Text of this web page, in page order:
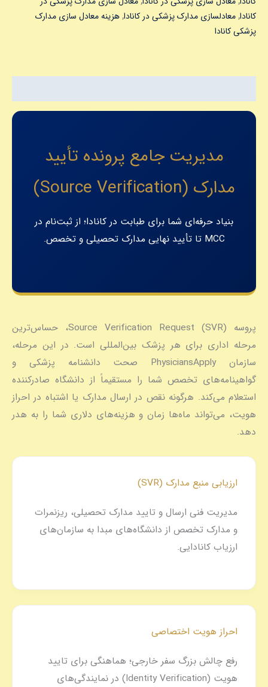
کانادا,معادلسازی مدارک پزشکی در کانادا,هزینه معادل سازی مدارک
پزشکی کانادا
مدیریت جامع پرونده تأیید
مدارک (Source Verification)
بنیاد حرفه‌ای شما برای طبابت در کانادا؛ از ثبت‌نام در
MCC تا تأیید نهایی مدارک تحصیلی و تخصص.
پروسه Source Verification Request (SVR)، حساس‌ترین
مرحله اداری برای هر پزشک بین‌المللی است. در این مرحله،
سازمان PhysiciansApply صحت دانشنامه پزشکی و
گواهینامه‌های تخصص شما را مستقیماً از دانشگاه صادرکننده
استعلام می‌کند. هرگونه نقص در ارسال مدارک یا اشتباه در احراز
هویت، می‌تواند ماه‌ها زمان و هزینه‌های دلاری شما را به هدر
دهد.
ارزیابی منبع مدارک (SVR)
مدیریت فنی ارسال و تایید مدارک تحصیلی، ریزنمرات
و مدارک تخصص از دانشگاه‌های مبدا به سازمان‌های
ارزیاب کانادایی.
احراز هویت اختصاصی
رفع چالش بزرگ سفر خارجی؛ هماهنگی برای تایید
هویت (Identity Verification) در نمایندگی‌های